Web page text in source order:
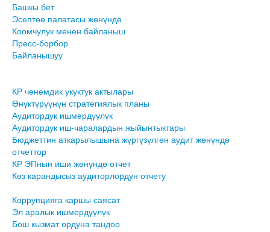
Башкы бет
Эсептөө палатасы жөнүндө
Коомчулук менен байланыш
Пресс-борбор
Байланышуу
КР ченемдик укуктук актылары
Өнүктүрүүнүн стратегиялык планы
Аудитордук ишмердүүлүк
Аудитордук иш-чаралардын жыйынтыктары
Бюджеттин аткарылышына жүргүзүлгөн аудит жөнүндө
отчеттор
КР ЭПнын иши жөнүндө отчет
Көз карандысыз аудиторлордун отчету
Коррупцияга каршы саясат
Эл аралык ишмердүүлүк
Бош кызмат ордуна тандоо